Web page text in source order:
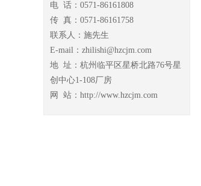
电 话：0571-86161808
传 真：0571-86161758
联系人：施先生
E-mail：zhilishi@hzcjm.com
地 址：杭州临平区星桥北路76号星
创中心1-108厂房
网 站：http://www.hzcjm.com